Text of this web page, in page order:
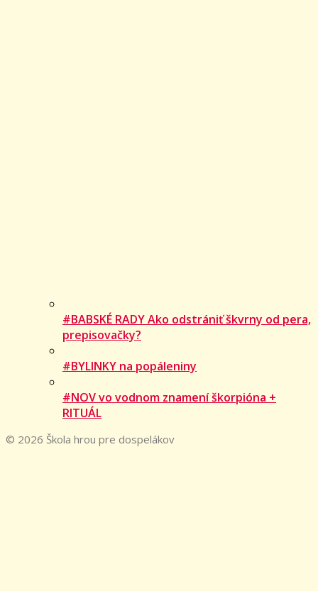
#BABSKÉ RADY Ako odstrániť škvrny od pera,
prepisovačky?
#BYLINKY na popáleniny
#NOV vo vodnom znamení škorpióna +
RITUÁL
© 2026 Škola hrou pre dospelákov